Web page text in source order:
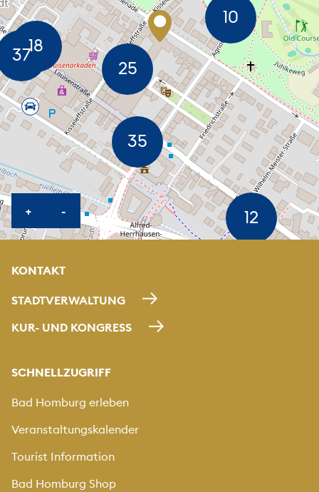
+KARTE HEREINZOOMEN
-KARTE HERAUSZOOMEN
KONTAKT
STADTVERWALTUNG
KUR- UND KONGRESS
SCHNELLZUGRIFF
Bad Homburg erleben
Veranstaltungskalender
Tourist Information
Bad Homburg Shop